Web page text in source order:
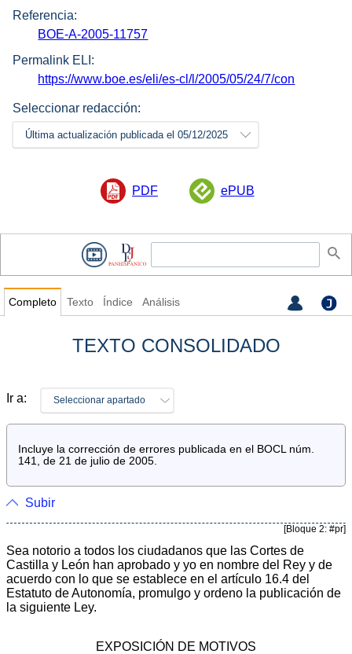
Referencia:
BOE-A-2005-11757
Permalink ELI:
https://www.boe.es/eli/es-cl/l/2005/05/24/7/con
Seleccionar redacción:
Última actualización publicada el 05/12/2025
PDF ePUB
Completo Texto Índice Análisis
TEXTO CONSOLIDADO
Ir a: Seleccionar apartado
Incluye la corrección de errores publicada en el BOCL núm.
141, de 21 de julio de 2005.
Subir
[Bloque 2: #pr]
Sea notorio a todos los ciudadanos que las Cortes de
Castilla y León han aprobado y yo en nombre del Rey y de
acuerdo con lo que se establece en el artículo 16.4 del
Estatuto de Autonomía, promulgo y ordeno la publicación de
la siguiente Ley.
EXPOSICIÓN DE MOTIVOS